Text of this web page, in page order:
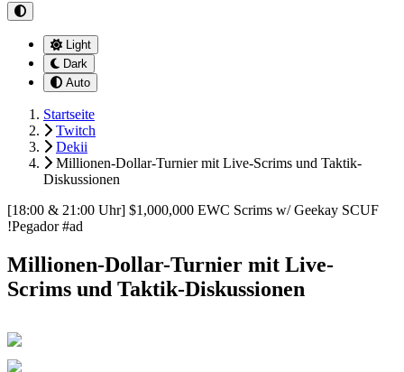
Light
Dark
Auto
Startseite
Twitch
Dekii
Millionen-Dollar-Turnier mit Live-Scrims und Taktik-
Diskussionen
[18:00 & 21:00 Uhr] $1,000,000 EWC Scrims w/ Geekay SCUF
!Pegador #ad
Millionen-Dollar-Turnier mit Live-
Scrims und Taktik-Diskussionen